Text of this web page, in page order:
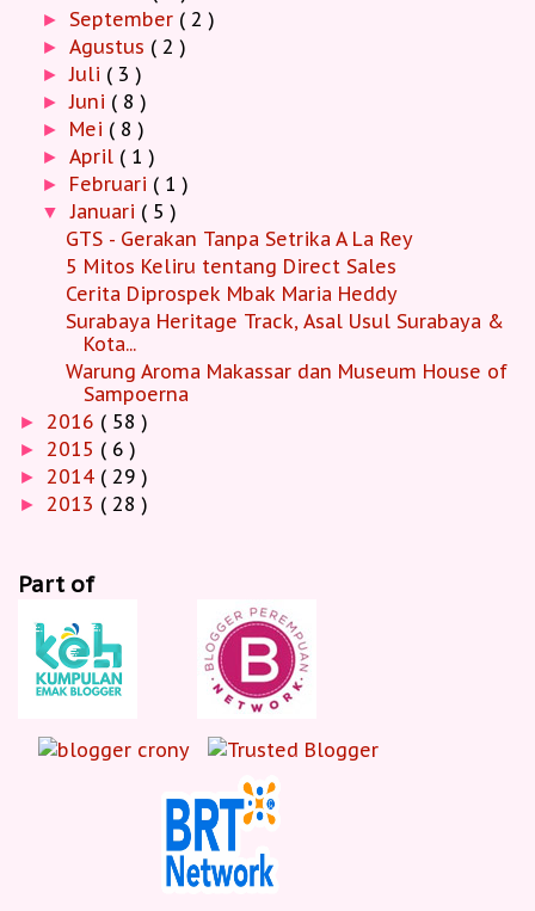
► September ( 2 )
►Agustus ( 2 )
►Juli ( 3 )
►Juni ( 8 )
► Mei ( 8 )
►April ( 1 )
► Februari ( 1 )
▼ Januari ( 5 )
GTS - Gerakan Tanpa Setrika A La Rey
5 Mitos Keliru tentang Direct Sales
Cerita Diprospek Mbak Maria Heddy
Surabaya Heritage Track, Asal Usul Surabaya &
Kota...
Warung Aroma Makassar dan Museum House of
Sampoerna
► 2016 ( 58 )
► 2015 ( 6 )
► 2014 ( 29 )
► 2013 ( 28 )
Part of